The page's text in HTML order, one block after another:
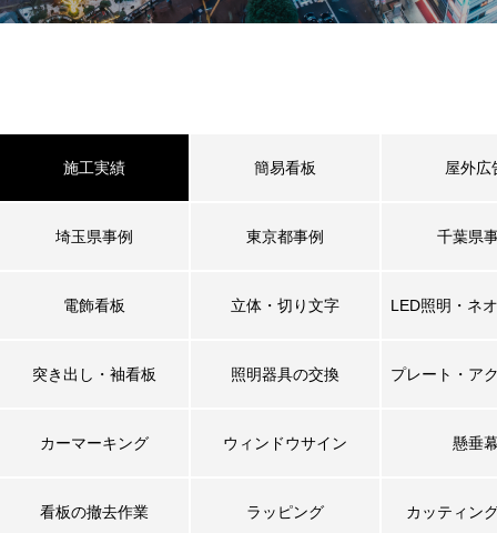
施工実績 簡易看板 屋外広
埼玉県事例 東京都事例 千葉県
電飾看板 立体・切り文字 LED照明・ネ
突き出し・袖看板 照明器具の交換 プレート・ア
カーマーキング ウィンドウサイン 懸垂
看板の撤去作業 ラッピング カッティン